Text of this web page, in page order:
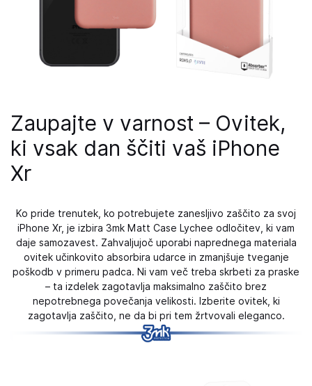
Zaupajte v varnost – Ovitek,
ki vsak dan ščiti vaš iPhone
Xr
Ko pride trenutek, ko potrebujete zanesljivo zaščito za svoj
iPhone Xr, je izbira 3mk Matt Case Lychee odločitev, ki vam
daje samozavest. Zahvaljujoč uporabi naprednega materiala
ovitek učinkovito absorbira udarce in zmanjšuje tveganje
poškodb v primeru padca. Ni vam več treba skrbeti za praske
– ta izdelek zagotavlja maksimalno zaščito brez
nepotrebnega povečanja velikosti. Izberite ovitek, ki
zagotavlja zaščito, ne da bi pri tem žrtvovali eleganco.